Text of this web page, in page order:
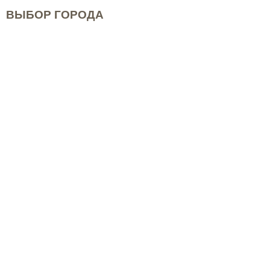
ВЫБОР ГОРОДА